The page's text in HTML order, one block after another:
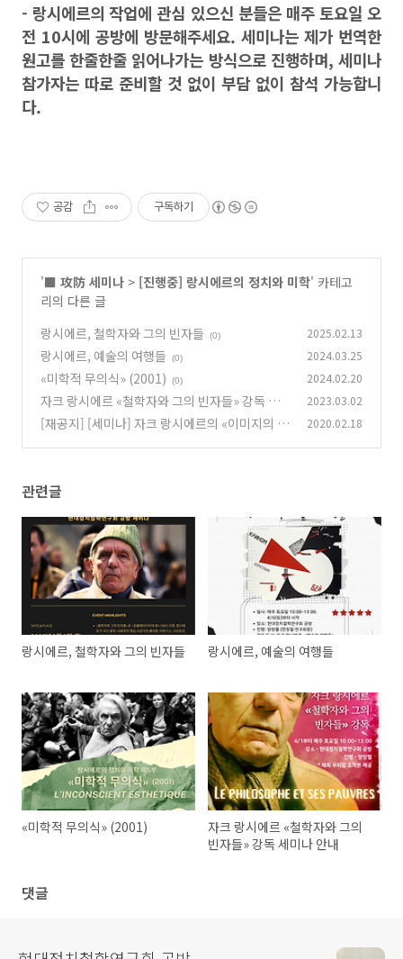
- 랑시에르의 작업에 관심 있으신 분들은 매주 토요일 오
전 10시에 공방에 방문해주세요. 세미나는 제가 번역한
원고를 한줄한줄 읽어나가는 방식으로 진행하며, 세미나
참가자는 따로 준비할 것 없이 부담 없이 참석 가능합니
다.
공감 구독하기
'■ 攻防 세미나 > [진행중] 랑시에르의 정치와 미학' 카테고
리의 다른 글
랑시에르, 철학자와 그의 빈자들
(0) 2025.02.13
랑시에르, 예술의 여행들 (0) 2024.03.25
«미학적 무의식» (2001) (0) 2024.02.20
자크 랑시에르 «철학자와 그의 빈자들» 강독 세
미나 안내 (0)
2023.03.02
[재공지] [세미나] 자크 랑시에르의 «이미지의 운
2020.02.18
관련글
랑시에르, 철학자와 그의 빈자들 랑시에르, 예술의 여행들
«미학적 무의식» (2001)
자크 랑시에르 «철학자와 그의
빈자들» 강독 세미나 안내
댓글